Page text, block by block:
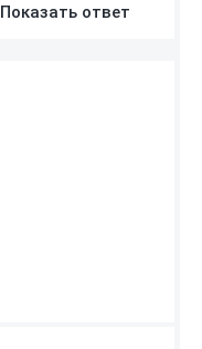
Показать ответ